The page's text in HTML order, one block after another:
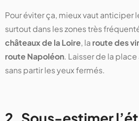
Pour éviter ça, mieux vaut anticiper
surtout dans les zones très
châteaux de la Loire, la route des
route Napoléon. Laisser de la place
sans partir les yeux fermés.